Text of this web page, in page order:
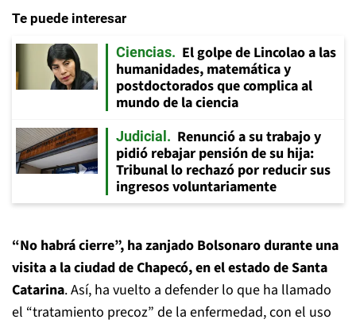
Te puede interesar
Ciencias
El golpe de Lincolao a las
humanidades, matemática y
postdoctorados que complica al
mundo de la ciencia
Judicial
Renunció a su trabajo y
pidió rebajar pensión de su hija:
Tribunal lo rechazó por reducir sus
ingresos voluntariamente
“No habrá cierre”, ha zanjado Bolsonaro durante una
visita a la ciudad de Chapecó, en el estado de Santa
Catarina. Así, ha vuelto a defender lo que ha llamado
el “tratamiento precoz” de la enfermedad, con el uso